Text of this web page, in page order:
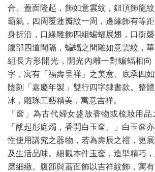
合。蓋面隆起，飾如意雲紋，鈕頂飾龍
霸氣，四周覆蓮瓣紋一周，邊緣飾有等
身折沿，口緣雕飾四組蝙蝠展翅，口銜
腹部四道間隔，蝙蝠之間雕如意雲紋，
組長方形開光，開光內雕一對蝙蝠相向
字，寓有「福壽呈祥」之美意。底承四
陰刻「嘉慶年製」雙行四字隸書款。整
冰，雕琢工藝精美，寓意吉祥。
「奩」為古代婦女盛放香物或梳妝用品
「醮起彤庭燭，香開白玉奩。」白玉奩
性使用講究之器物，若為壽辰之禮，更
及生活品味。細觀本件玉奩，造型精巧
磨細緻。腹部與蓋面飾以吉祥紋飾，寓